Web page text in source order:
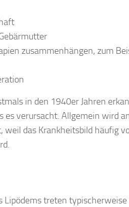
zusammenhängen, zum
in den 1940er Jahren
es verursacht. Allgemein wird
weil das Krankheitsbild häufig
Lipödems treten